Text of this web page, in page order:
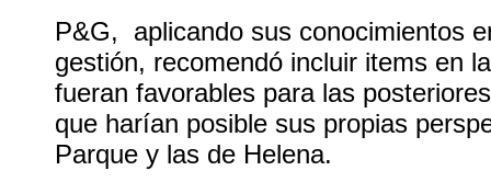
P&G, aplicando sus conocimientos
gestión, recomendó incluir items en
fueran favorables para las
que harían posible sus propias
Parque y las de Helena.